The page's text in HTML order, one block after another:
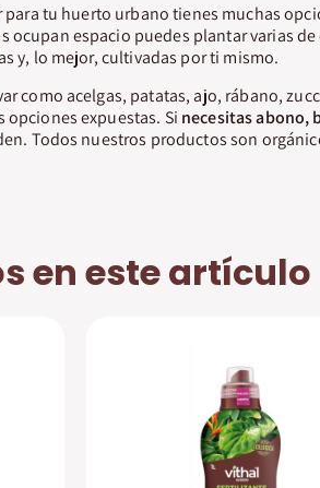
tu huerto urbano tienes muchas
ocupan espacio puedes plantar varias
y, lo mejor, cultivadas por ti mismo.
como acelgas, patatas, ajo, rábano,
opciones expuestas. Si necesitas abono,
Todos nuestros productos son
en este artículo